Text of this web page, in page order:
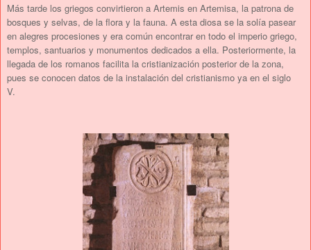
Más tarde los griegos convirtieron a Artemis en Artemisa, la patrona de
bosques y selvas, de la flora y la fauna. A esta diosa se la solía pasear
en alegres procesiones y era común encontrar en todo el imperio griego,
templos, santuarios y monumentos dedicados a ella. Posteriormente, la
llegada de los romanos facilita la cristianización posterior de la zona,
pues se conocen datos de la instalación del cristianismo ya en el siglo
V.